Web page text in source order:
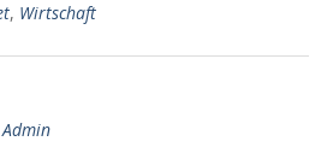
, Wirtschaft
Admin